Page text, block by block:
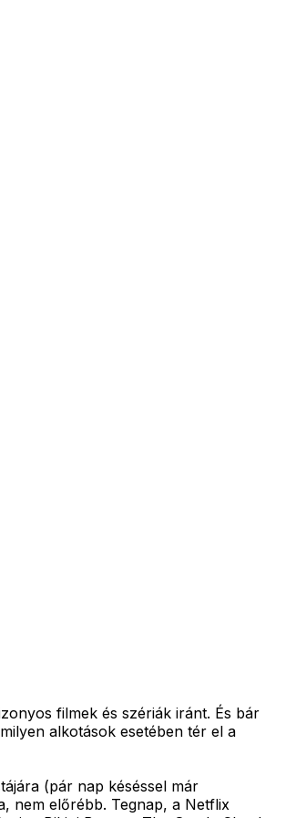
filmek és szériák iránt. És bár
alkotások esetében tér el a
(pár nap késéssel már
nem előrébb. Tegnap, a Netflix